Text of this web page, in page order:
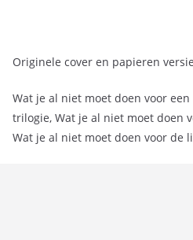
Originele cover en papieren
Wat je al niet moet doen voor
trilogie, Wat je al niet moet doen
Wat je al niet moet doen voor de